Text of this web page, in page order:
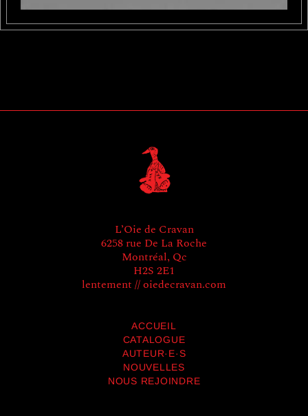
L’Oie de Cravan
6258 rue De La Roche
Montréal, Qc
H2S 2E1
lentement // oiedecravan.com
ACCUEIL
CATALOGUE
AUTEUR·E·S
NOUVELLES
NOUS REJOINDRE